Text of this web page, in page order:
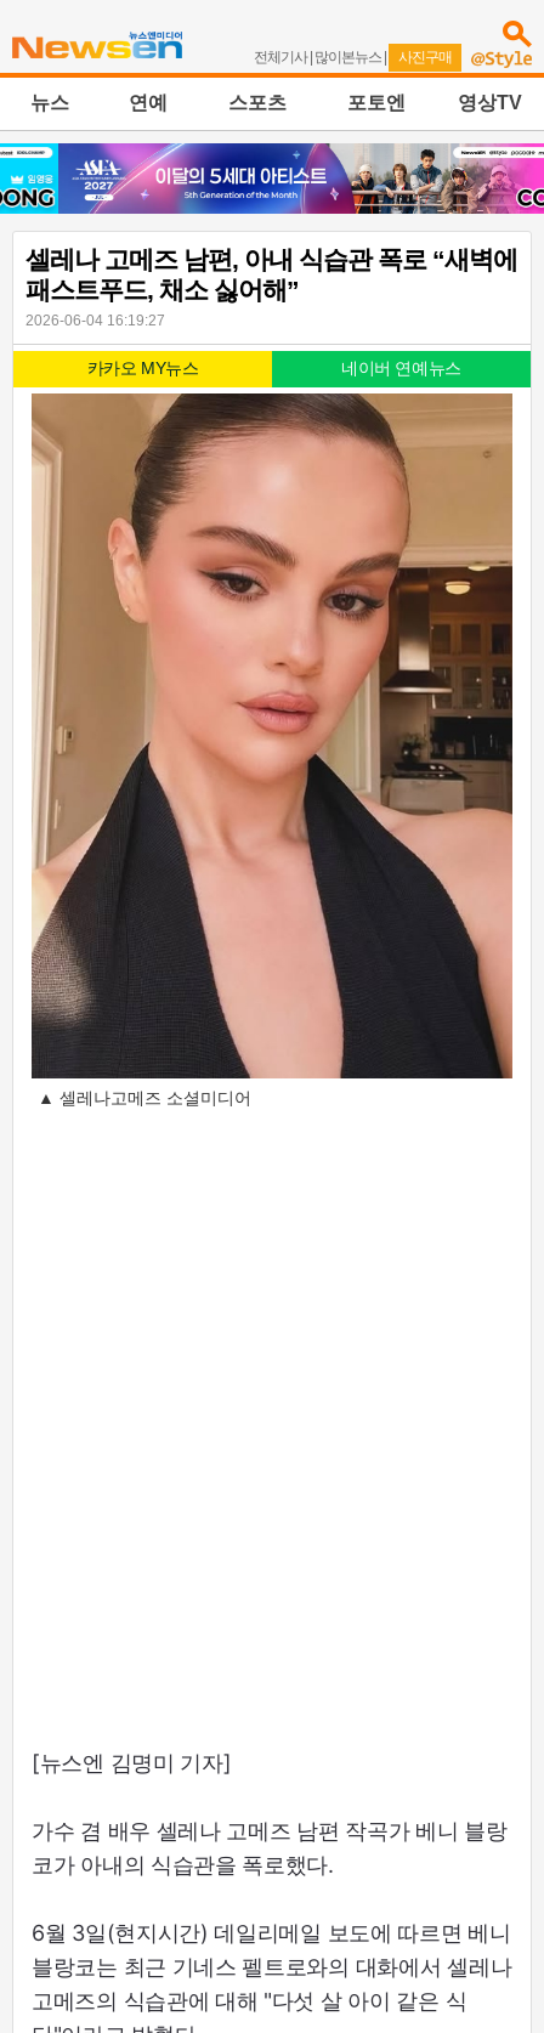
전체기사| 많이본뉴스 | 사진구매
뉴스 연예 스포츠 포토엔 영상TV
셀레나 고메즈 남편, 아내 식습관 폭로 “새벽에
패스트푸드, 채소 싫어해”
2026-06-04 16:19:27
카카오 MY뉴스 네이버 연예뉴스
▲ 셀레나고메즈 소셜미디어
[뉴스엔 김명미 기자]
가수 겸 배우 셀레나 고메즈 남편 작곡가 베니 블랑
코가 아내의 식습관을 폭로했다.
6월 3일(현지시간) 데일리메일 보도에 따르면 베니
블랑코는 최근 기네스 펠트로와의 대화에서 셀레나
고메즈의 식습관에 대해 "다섯 살 아이 같은 식